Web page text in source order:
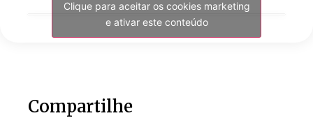
Clique para aceitar os cookies marketing
e ativar este conteúdo
Compartilhe